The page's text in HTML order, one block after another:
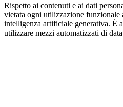
Rispetto ai contenuti e ai dati
vietata ogni utilizzazione funzionale
intelligenza artificiale generativa. È
utilizzare mezzi automatizzati di